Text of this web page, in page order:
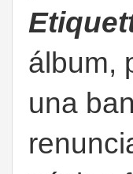
álbum,
una